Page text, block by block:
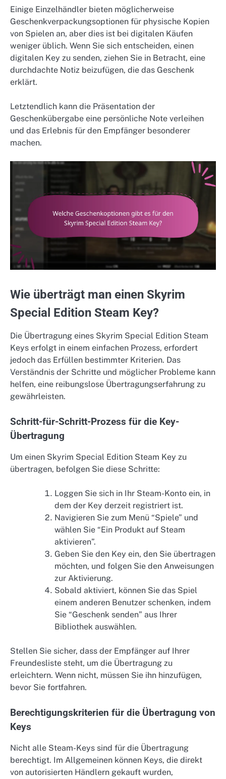
Einige Einzelhändler bieten möglicherweise
Geschenkverpackungsoptionen für physische Kopien
von Spielen an, aber dies ist bei digitalen Käufen
weniger üblich. Wenn Sie sich entscheiden, einen
digitalen Key zu senden, ziehen Sie in Betracht, eine
durchdachte Notiz beizufügen, die das Geschenk
erklärt.
Letztendlich kann die Präsentation der
Geschenkübergabe eine persönliche Note verleihen
und das Erlebnis für den Empfänger besonderer
machen.
Wie überträgt man einen Skyrim
Special Edition Steam Key?
Die Übertragung eines Skyrim Special Edition Steam
Keys erfolgt in einem einfachen Prozess, erfordert
jedoch das Erfüllen bestimmter Kriterien. Das
Verständnis der Schritte und möglicher Probleme kann
helfen, eine reibungslose Übertragungserfahrung zu
gewährleisten.
Schritt-für-Schritt-Prozess für die Key-
Übertragung
Um einen Skyrim Special Edition Steam Key zu
übertragen, befolgen Sie diese Schritte:
Loggen Sie sich in Ihr Steam-Konto ein, in
dem der Key derzeit registriert ist.
Navigieren Sie zum Menü “Spiele” und
wählen Sie “Ein Produkt auf Steam
aktivieren”.
Geben Sie den Key ein, den Sie übertragen
möchten, und folgen Sie den Anweisungen
zur Aktivierung.
Sobald aktiviert, können Sie das Spiel
einem anderen Benutzer schenken, indem
Sie “Geschenk senden” aus Ihrer
Bibliothek auswählen.
Stellen Sie sicher, dass der Empfänger auf Ihrer
Freundesliste steht, um die Übertragung zu
erleichtern. Wenn nicht, müssen Sie ihn hinzufügen,
bevor Sie fortfahren.
Berechtigungskriterien für die Übertragung von
Keys
Nicht alle Steam-Keys sind für die Übertragung
berechtigt. Im Allgemeinen können Keys, die direkt
von autorisierten Händlern gekauft wurden,